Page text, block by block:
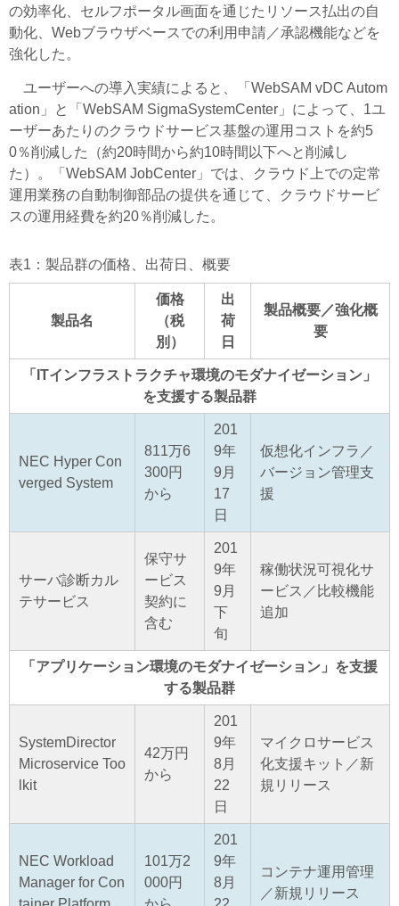
の効率化、セルフポータル画面を通じたリソース払出の自
動化、Webブラウザベースでの利用申請／承認機能などを
強化した。
ユーザーへの導入実績によると、「WebSAM vDC Autom
ation」と「WebSAM SigmaSystemCenter」によって、1ユ
ーザーあたりのクラウドサービス基盤の運用コストを約5
0％削減した（約20時間から約10時間以下へと削減し
た）。「WebSAM JobCenter」では、クラウド上での定常
運用業務の自動制御部品の提供を通じて、クラウドサービ
スの運用経費を約20％削減した。
表1：製品群の価格、出荷日、概要
製品名
価格
（税
別）
出
荷
日
製品概要／強化概
要
「ITインフラストラクチャ環境のモダナイゼーション」
を支援する製品群
NEC Hyper Con
verged System
811万6
300円
から
201
9年
9月
17
日
仮想化インフラ／
バージョン管理支
援
サーバ診断カル
テサービス
保守サ
ービス
契約に
含む
201
9年
9月
下
旬
稼働状況可視化サ
ービス／比較機能
追加
「アプリケーション環境のモダナイゼーション」を支援
する製品群
SystemDirector
Microservice Too
lkit
42万円
から
201
9年
8月
22
日
マイクロサービス
化支援キット／新
規リリース
NEC Workload
Manager for Con
101万2
000円
201
9年
8月
コンテナ運用管理
／新規リリース